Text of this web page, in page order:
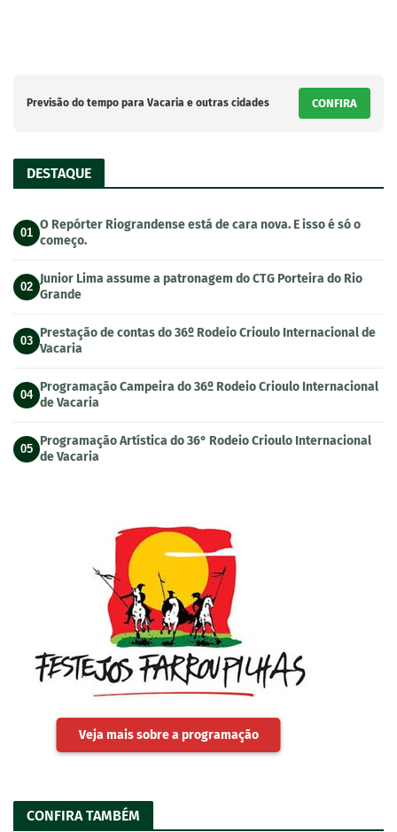
Previsão do tempo para Vacaria e outras cidades CONFIRA
DESTAQUE
01
O Repórter Riograndense está de cara nova. E isso é só o
começo.
02
Junior Lima assume a patronagem do CTG Porteira do Rio
Grande
03
Prestação de contas do 36º Rodeio Crioulo Internacional de
Vacaria
04
Programação Campeira do 36º Rodeio Crioulo Internacional
de Vacaria
05
Programação Artística do 36° Rodeio Crioulo Internacional
de Vacaria
Veja mais sobre a programação
CONFIRA TAMBÉM